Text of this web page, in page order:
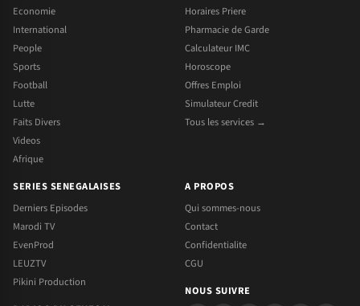
Economie
International
People
Sports
Football
Lutte
Faits Divers
Videos
Afrique
Horaires Priere
Pharmacie de Garde
Calculateur IMC
Horoscope
Offres Emploi
Simulateur Credit
Tous les services →
SERIES SENEGALAISES
Derniers Episodes
Marodi TV
EvenProd
LEUZTV
Pikini Production
A PROPOS
Qui sommes-nous
Contact
Confidentialite
CGU
NOUS SUIVRE